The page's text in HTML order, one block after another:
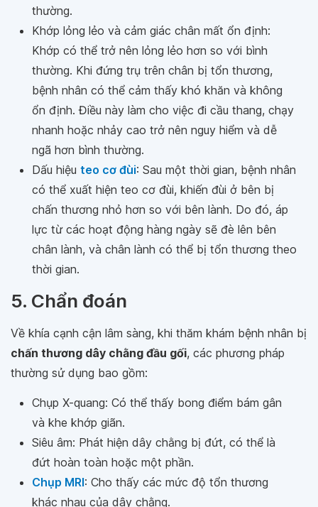
thường.
Khớp lỏng lẻo và cảm giác chân mất ổn định:
Khớp có thể trở nên lỏng lẻo hơn so với bình
thường. Khi đứng trụ trên chân bị tổn thương,
bệnh nhân có thể cảm thấy khó khăn và không
ổn định. Điều này làm cho việc đi cầu thang, chạy
nhanh hoặc nhảy cao trở nên nguy hiểm và dễ
ngã hơn bình thường.
Dấu hiệu teo cơ đùi: Sau một thời gian, bệnh nhân
có thể xuất hiện teo cơ đùi, khiến đùi ở bên bị
chấn thương nhỏ hơn so với bên lành. Do đó, áp
lực từ các hoạt động hàng ngày sẽ đè lên bên
chân lành, và chân lành có thể bị tổn thương theo
thời gian.
5. Chẩn đoán
Về khía cạnh cận lâm sàng, khi thăm khám bệnh nhân bị
chấn thương dây chằng đầu gối, các phương pháp
thường sử dụng bao gồm:
Chụp X-quang: Có thể thấy bong điểm bám gân
và khe khớp giãn.
Siêu âm: Phát hiện dây chằng bị đứt, có thể là
đứt hoàn toàn hoặc một phần.
Chụp MRI: Cho thấy các mức độ tổn thương
khác nhau của dây chằng.